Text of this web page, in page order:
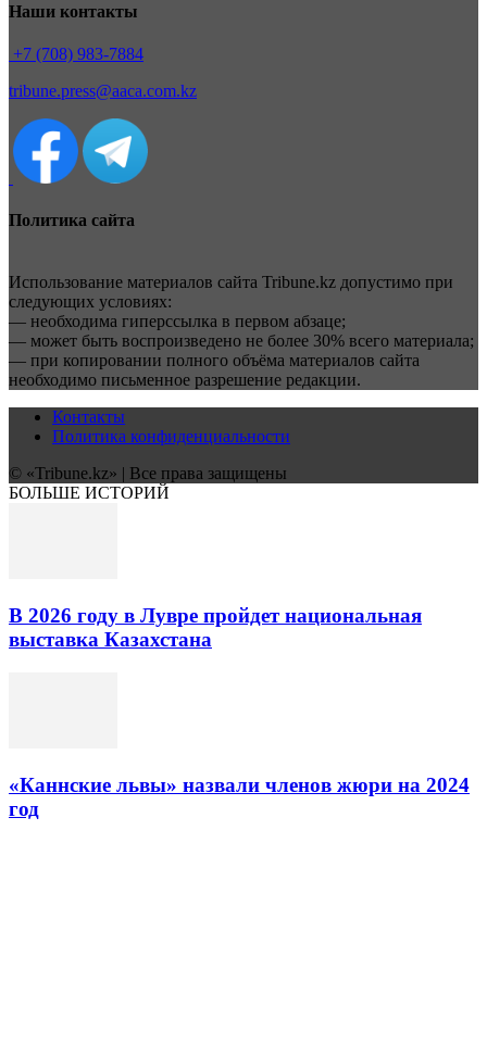
Наши контакты
+7 (708) 983-7884
tribune.press@aaca.com.kz
Политика сайта
Использование материалов сайта Tribune.kz допустимо при
следующих условиях:
— необходима гиперссылка в первом абзаце;
— может быть воспроизведено не более 30% всего материала;
— при копировании полного объёма материалов сайта
необходимо письменное разрешение редакции.
Контакты
Политика конфиденциальности
© «Tribune.kz» | Все права защищены
БОЛЬШЕ ИСТОРИЙ
В 2026 году в Лувре пройдет национальная
выставка Казахстана
«Каннские львы» назвали членов жюри на 2024
год